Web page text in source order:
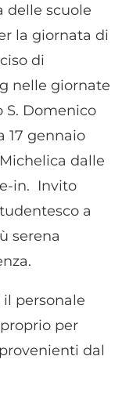
delle scuole
la giornata di
di
nelle giornate
S. Domenico
17 gennaio
dalle
in. Invito
a
serena
personale
per
dal